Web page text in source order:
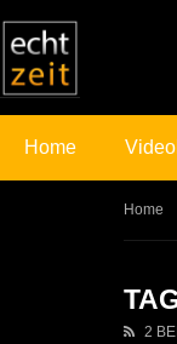
Home
Home
2